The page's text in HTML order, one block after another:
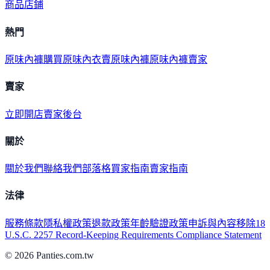
商品店鋪
熱門
原味內褲購買原味內衣賣原味內褲原味內褲賣家
賣家
立即開店賣家後台
關於
關於我們聯絡我們部落格買家指南賣家指南
法律
服務條款隱私權政策退款政策年齡驗證政策申訴與內容移除18
U.S.C. 2257 Record-Keeping Requirements Compliance Statement
© 2026 Panties.com.tw